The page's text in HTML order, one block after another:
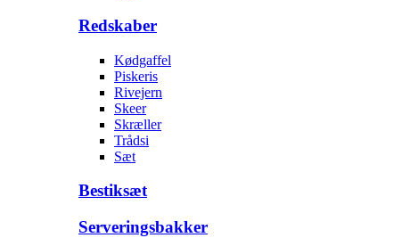
Redskaber
Kødgaffel
Piskeris
Rivejern
Skeer
Skræller
Trådsi
Sæt
Bestiksæt
Serveringsbakker